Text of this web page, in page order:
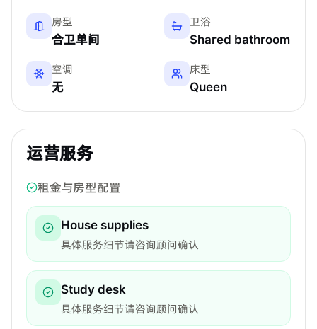
房型
合卫单间
卫浴
Shared bathroom
空调
无
床型
Queen
运营服务
租金与房型配置
House supplies
具体服务细节请咨询顾问确认
Study desk
具体服务细节请咨询顾问确认